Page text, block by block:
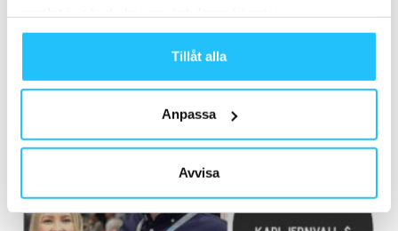
Tillåt alla
Anpassa
Avvisa
Gymleco har gått starkt in i den Kinesiska marknaden under 2021.
Gymleverantören tog in en officiell återförsäljare i slutet på 2020